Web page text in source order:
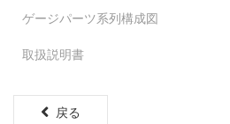
ゲージパーツ系列構成図
取扱説明書
戻る